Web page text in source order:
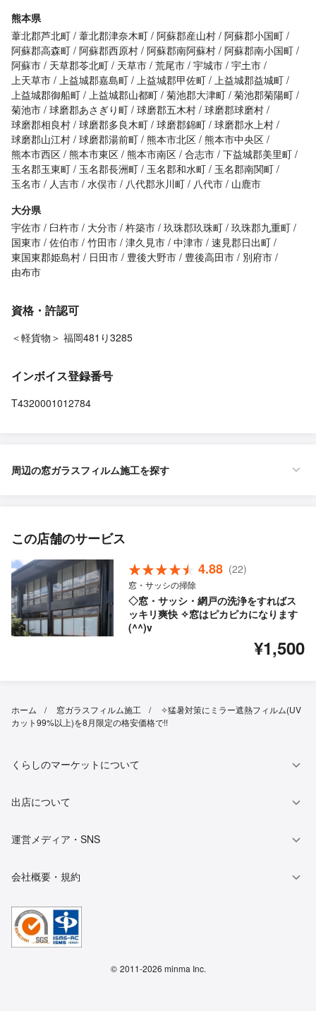
熊本県
葦北郡芦北町 葦北郡津奈木町 阿蘇郡産山村 阿蘇郡小国町
阿蘇郡高森町 阿蘇郡西原村 阿蘇郡南阿蘇村 阿蘇郡南小国町
阿蘇市
天草郡苓北町 天草市 荒尾市 宇城市 宇土市
上天草市 上益城郡嘉島町 上益城郡甲佐町 上益城郡益城町
上益城郡御船町 上益城郡山都町 菊池郡大津町 菊池郡菊陽町
菊池市 球磨郡あさぎり町 球磨郡五木村 球磨郡球磨村
球磨郡相良村 球磨郡多良木町 球磨郡錦町 球磨郡水上村
球磨郡山江村 球磨郡湯前町 熊本市北区 熊本市中央区
熊本市西区 熊本市東区 熊本市南区 合志市 下益城郡美里町
玉名郡玉東町
玉名郡長洲町 玉名郡和水町
玉名郡南関町
玉名市
人吉市 水俣市 八代郡氷川町 八代市
山鹿市
大分県
宇佐市
臼杵市 大分市 杵築市 玖珠郡玖珠町 玖珠郡九重町
国東市 佐伯市 竹田市 津久見市 中津市 速見郡日出町
東国東郡姫島村
日田市 豊後大野市 豊後高田市
別府市
由布市
資格・許認可
＜軽貨物＞ 福岡481り3285
インボイス登録番号
T4320001012784
周辺の窓ガラスフィルム施工を探す
この店舗のサービス
4.88 (22)
窓・サッシの掃除
◇窓・サッシ・網戸の洗浄をすればス
ッキリ爽快 ✧窓はピカピカになります
(^^)v
¥1,500
ホーム 窓ガラスフィルム施工
✧猛暑対策にミラー遮熱フィルム(UV
カット99%以上)を8月限定の格安価格で!!
くらしのマーケットについて
出店について
運営メディア・SNS
会社概要・規約
© 2011-2026 minma Inc.